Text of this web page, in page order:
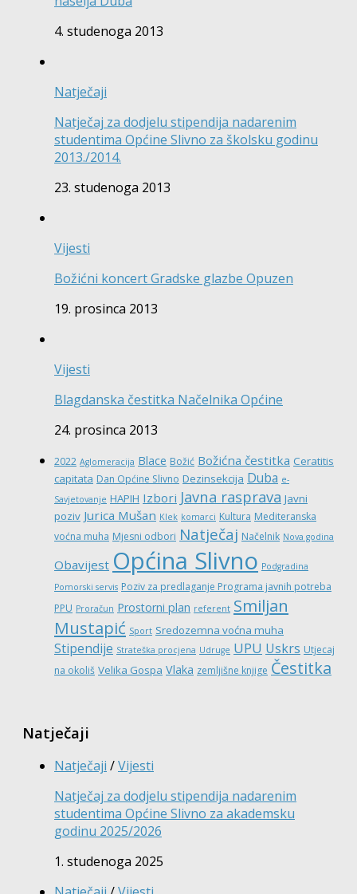
4. studenoga 2013
Natječaji
Natječaj za dodjelu stipendija nadarenim
studentima Općine Slivno za školsku godinu
2013./2014.
23. studenoga 2013
Vijesti
Božićni koncert Gradske glazbe Opuzen
19. prosinca 2013
Vijesti
Blagdanska čestitka Načelnika Općine
24. prosinca 2013
2022 Aglomeracija Blace Božić Božićna čestitka Ceratitis
capitata Dan Općine Slivno Dezinsekcija Duba e-
Savjetovanje HAPIH Izbori Javna rasprava Javni
poziv Jurica Mušan Klek komarci Kultura Mediteranska
voćna muha Mjesni odbori Natječaj Načelnik Nova godina
Obavijest Općina Slivno Podgradina
Pomorski servis Poziv za predlaganje Programa javnih potreba
PPU Proračun Prostorni plan referent Smiljan
Mustapić Sport Sredozemna voćna muha
Stipendije Strateška procjena Udruge UPU Uskrs Utjecaj
na okoliš Velika Gospa Vlaka zemljišne knjige Čestitka
Natječaji
Natječaji /Vijesti
Natječaj za dodjelu stipendija nadarenim
studentima Općine Slivno za akademsku
godinu 2025/2026
1. studenoga 2025